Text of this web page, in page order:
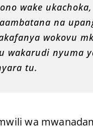
wake
na
akafanya wokovu
wakarudi nyuma
tu.
wa